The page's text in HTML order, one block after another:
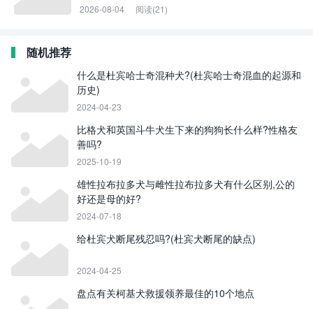
2026-08-04 阅读(21)
随机推荐
什么是杜宾哈士奇混种犬?(杜宾哈士奇混血的起源和
历史)
2024-04-23
比格犬和英国斗牛犬生下来的狗狗长什么样?性格友
善吗?
2025-10-19
雄性拉布拉多犬与雌性拉布拉多犬有什么区别,公的
好还是母的好?
2024-07-18
给杜宾犬断尾残忍吗?(杜宾犬断尾的缺点)
2024-04-25
盘点有关柯基犬救援领养最佳的10个地点